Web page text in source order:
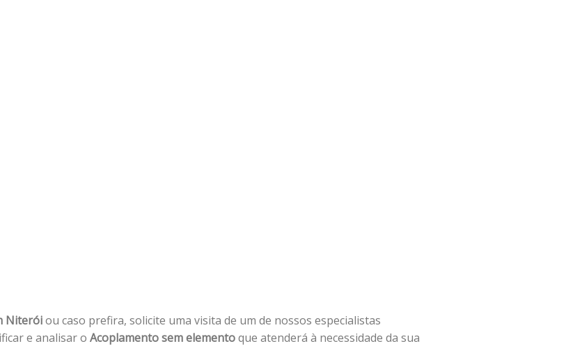
Niteróiou caso prefira, solicite uma visita de um de nossos especialistas
e analisar o Acoplamento sem elementoque atenderá à necessidade da sua